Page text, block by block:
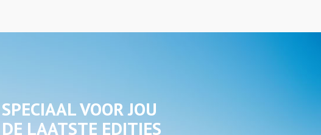
SPECIAAL VOOR JOU
DE LAATSTE EDITIES